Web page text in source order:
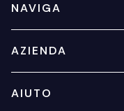
NAVIGA
AZIENDA
AIUTO